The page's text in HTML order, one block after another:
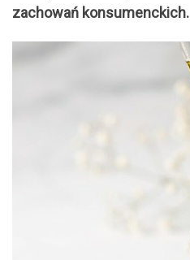
zachowań konsumenckich.